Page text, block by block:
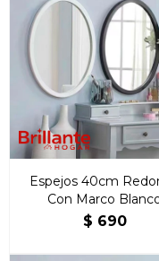
Espejos 40cm
Con Marco
$ 690